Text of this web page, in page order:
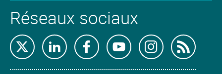
Réseaux sociaux
Retrouvez-
nous
Retrouvez-
nous
Retrouvez-
nous
Retrouvez-
nous
Retrouvez-
nous nous